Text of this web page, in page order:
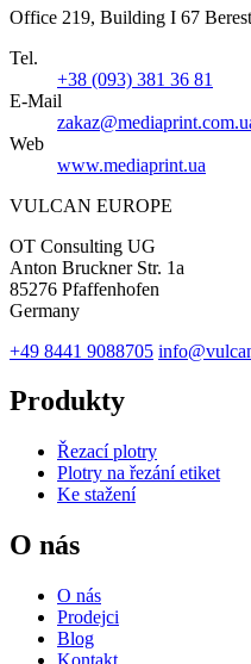
Office 219, Building I 67
Tel.
+38 (093) 381 36 81
E-Mail
Web
www.mediaprint.ua
VULCAN EUROPE
OT Consulting UG
Anton Bruckner Str. 1a
85276 Pfaffenhofen
Germany
+49 8441 9088705
Produkty
Řezací plotry
Plotry na řezání etiket
Ke stažení
O nás
O nás
Prodejci
Blog